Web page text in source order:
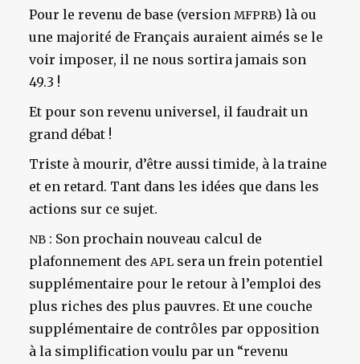
Pour le revenu de base (version MFPRB) là ou
une majorité de Français auraient aimés se le
voir imposer, il ne nous sortira jamais son
49.3 !
Et pour son revenu universel, il faudrait un
grand débat !
Triste à mourir, d’être aussi timide, à la traine
et en retard. Tant dans les idées que dans les
actions sur ce sujet.
NB : Son prochain nouveau calcul de
plafonnement des APL sera un frein potentiel
supplémentaire pour le retour à l’emploi des
plus riches des plus pauvres. Et une couche
supplémentaire de contrôles par opposition
à la simplification voulu par un “revenu